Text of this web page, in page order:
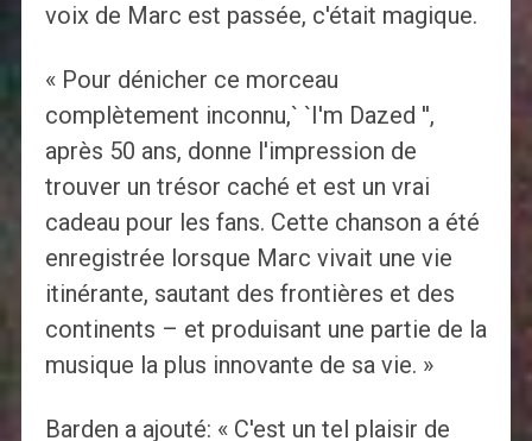
voix de Marc est passée, c'était magique.
« Pour dénicher ce morceau
complètement inconnu,` `I'm Dazed '',
après 50 ans, donne l'impression de
trouver un trésor caché et est un vrai
cadeau pour les fans. Cette chanson a été
enregistrée lorsque Marc vivait une vie
itinérante, sautant des frontières et des
continents – et produisant une partie de la
musique la plus innovante de sa vie. »
Barden a ajouté: « C'est un tel plaisir de